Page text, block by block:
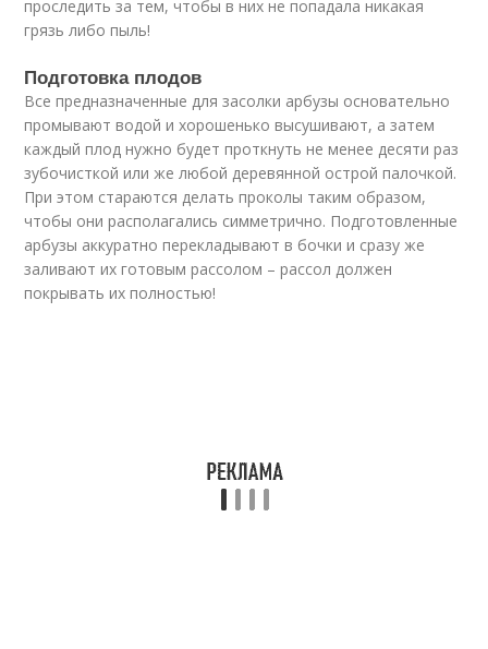
проследить за тем, чтобы в них не попадала никакая
грязь либо пыль!
Подготовка плодов
Все предназначенные для засолки арбузы основательно
промывают водой и хорошенько высушивают, а затем
каждый плод нужно будет проткнуть не менее десяти раз
зубочисткой или же любой деревянной острой палочкой.
При этом стараются делать проколы таким образом,
чтобы они располагались симметрично. Подготовленные
арбузы аккуратно перекладывают в бочки и сразу же
заливают их готовым рассолом – рассол должен
покрывать их полностью!